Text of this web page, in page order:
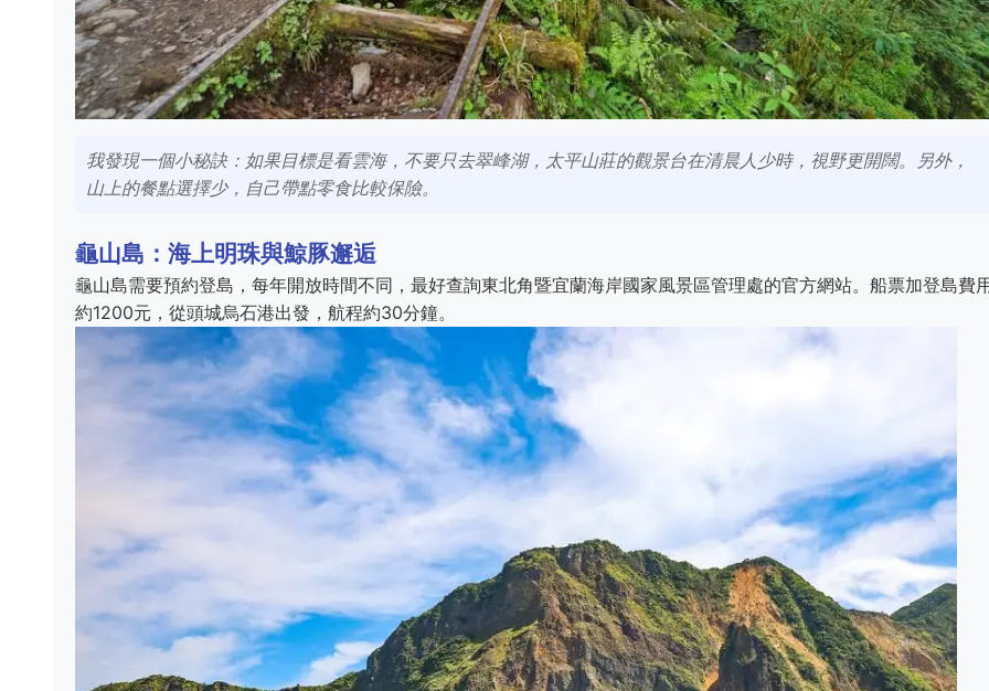
我發現一個小秘訣：如果目標是看雲海，不要只去翠峰湖，太平山莊的觀景台在清晨人少時，視野更開闊。另外，
山上的餐點選擇少，自己帶點零食比較保險。
龜山島：海上明珠與鯨豚邂逅
龜山島需要預約登島，每年開放時間不同，最好查詢東北角暨宜蘭海岸國家風景區管理處的官方網站。船票加登島費
約1200元，從頭城烏石港出發，航程約30分鐘。